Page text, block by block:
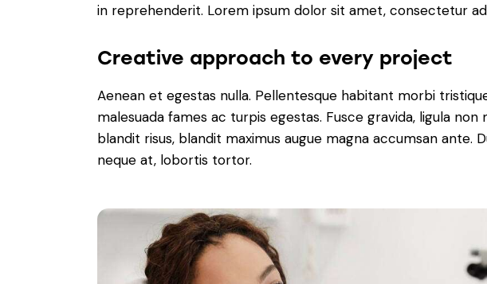
in reprehenderit. Lorem ipsum dolor sit amet, consectetur
Creative approach to every project
Aenean et egestas nulla. Pellentesque habitant morbi
malesuada fames ac turpis egestas. Fusce gravida, ligula
blandit risus, blandit maximus augue magna accumsan ante.
neque at, lobortis tortor.